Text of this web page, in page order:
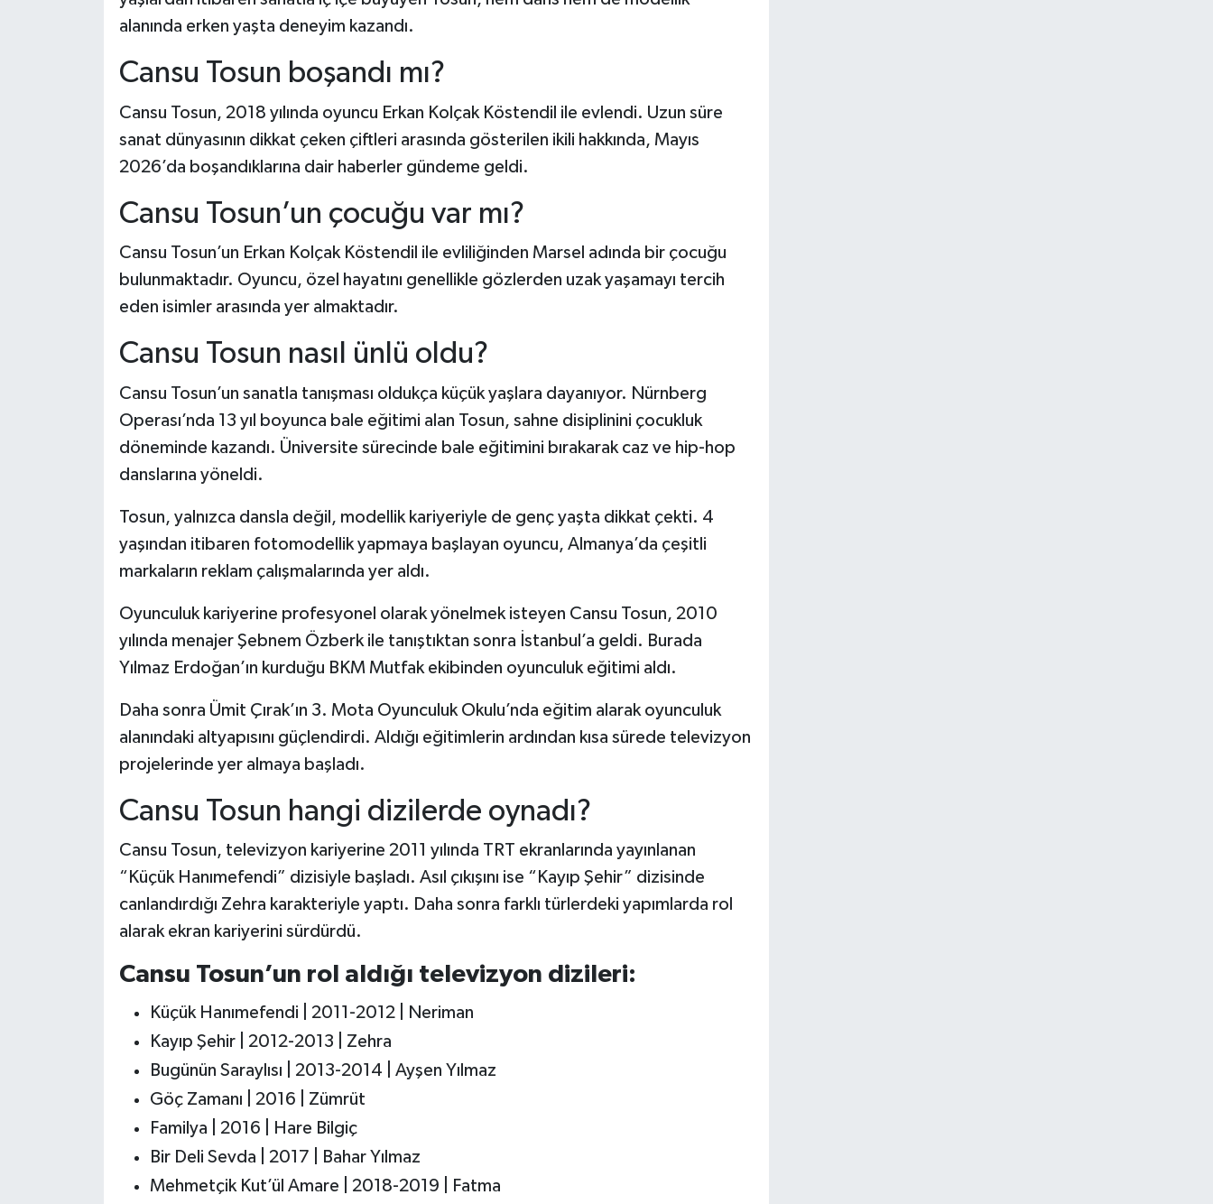
alanında erken yaşta deneyim kazandı.
Cansu Tosun boşandı mı?
Cansu Tosun, 2018 yılında oyuncu Erkan Kolçak Köstendil ile evlendi. Uzun süre
sanat dünyasının dikkat çeken çiftleri arasında gösterilen ikili hakkında, Mayıs
2026’da boşandıklarına dair haberler gündeme geldi.
Cansu Tosun’un çocuğu var mı?
Cansu Tosun’un Erkan Kolçak Köstendil ile evliliğinden Marsel adında bir çocuğu
bulunmaktadır. Oyuncu, özel hayatını genellikle gözlerden uzak yaşamayı tercih
eden isimler arasında yer almaktadır.
Cansu Tosun nasıl ünlü oldu?
Cansu Tosun’un sanatla tanışması oldukça küçük yaşlara dayanıyor. Nürnberg
Operası’nda 13 yıl boyunca bale eğitimi alan Tosun, sahne disiplinini çocukluk
döneminde kazandı. Üniversite sürecinde bale eğitimini bırakarak caz ve hip-hop
danslarına yöneldi.
Tosun, yalnızca dansla değil, modellik kariyeriyle de genç yaşta dikkat çekti. 4
yaşından itibaren fotomodellik yapmaya başlayan oyuncu, Almanya’da çeşitli
markaların reklam çalışmalarında yer aldı.
Oyunculuk kariyerine profesyonel olarak yönelmek isteyen Cansu Tosun, 2010
yılında menajer Şebnem Özberk ile tanıştıktan sonra İstanbul’a geldi. Burada
Yılmaz Erdoğan’ın kurduğu BKM Mutfak ekibinden oyunculuk eğitimi aldı.
Daha sonra Ümit Çırak’ın 3. Mota Oyunculuk Okulu’nda eğitim alarak oyunculuk
alanındaki altyapısını güçlendirdi. Aldığı eğitimlerin ardından kısa sürede televizyon
projelerinde yer almaya başladı.
Cansu Tosun hangi dizilerde oynadı?
Cansu Tosun, televizyon kariyerine 2011 yılında TRT ekranlarında yayınlanan
“Küçük Hanımefendi” dizisiyle başladı. Asıl çıkışını ise “Kayıp Şehir” dizisinde
canlandırdığı Zehra karakteriyle yaptı. Daha sonra farklı türlerdeki yapımlarda rol
alarak ekran kariyerini sürdürdü.
Cansu Tosun’un rol aldığı televizyon dizileri:
Küçük Hanımefendi | 2011-2012 | Neriman
Kayıp Şehir | 2012-2013 | Zehra
Bugünün Saraylısı | 2013-2014 | Ayşen Yılmaz
Göç Zamanı | 2016 | Zümrüt
Familya | 2016 | Hare Bilgiç
Bir Deli Sevda | 2017 | Bahar Yılmaz
Mehmetçik Kut’ül Amare | 2018-2019 | Fatma
Yerel Haberler